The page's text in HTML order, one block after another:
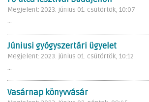
Megjelent: 2023. június 01. csütörtök, 10:07
...
Júniusi gyógyszertári ügyelet
Megjelent: 2023. június 01. csütörtök, 10:12
...
Vasárnap könyvvásár